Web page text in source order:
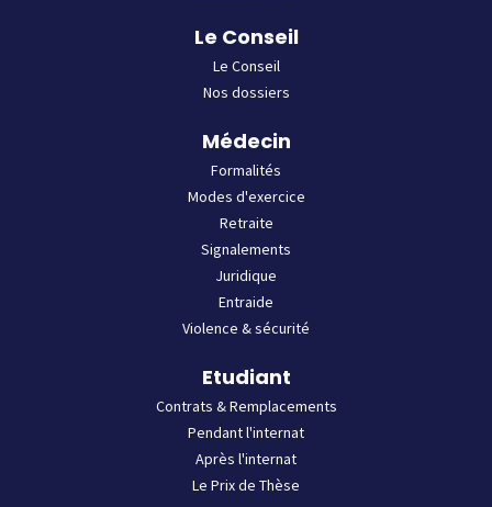
Le Conseil
Le Conseil
Nos dossiers
Médecin
Formalités
Modes d'exercice
Retraite
Signalements
Juridique
Entraide
Violence & sécurité
Etudiant
Contrats & Remplacements
Pendant l'internat
Après l'internat
Le Prix de Thèse